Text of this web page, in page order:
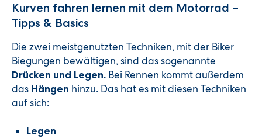
Kurven fahren lernen mit dem Motorrad –
Tipps & Basics
Die zwei meistgenutzten Techniken, mit der Biker
Biegungen bewältigen, sind das sogenannte
Drücken und Legen. Bei Rennen kommt außerdem
das Hängen hinzu. Das hat es mit diesen Techniken
auf sich:
Legen